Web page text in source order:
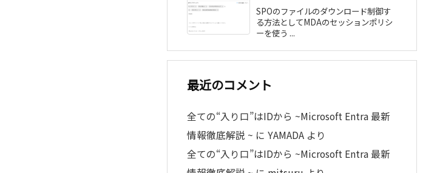
SPOのファイルのダウンロード制御す
る方法としてMDAのセッションポリシ
ーを使う ...
最近のコメント
全ての“入り口”はIDから ~Microsoft Entra 最新
情報徹底解説 ~ に YAMADA より
全ての“入り口”はIDから ~Microsoft Entra 最新